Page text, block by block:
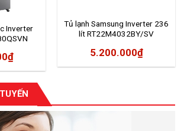
Inverter
₫
Tủ lạnh Samsung Inverter 236
lít RT22M4032BY/SV
5.200.000₫